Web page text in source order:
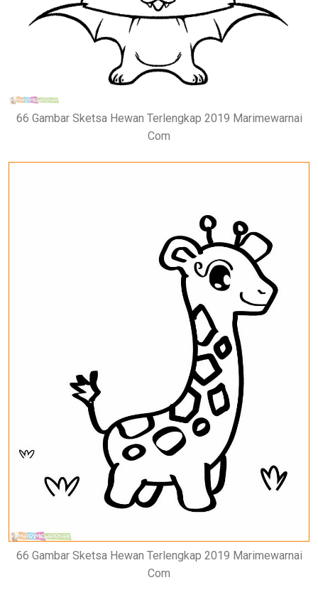
66 Gambar Sketsa Hewan Terlengkap 2019 Marimewarnai
Com
66 Gambar Sketsa Hewan Terlengkap 2019 Marimewarnai
Com